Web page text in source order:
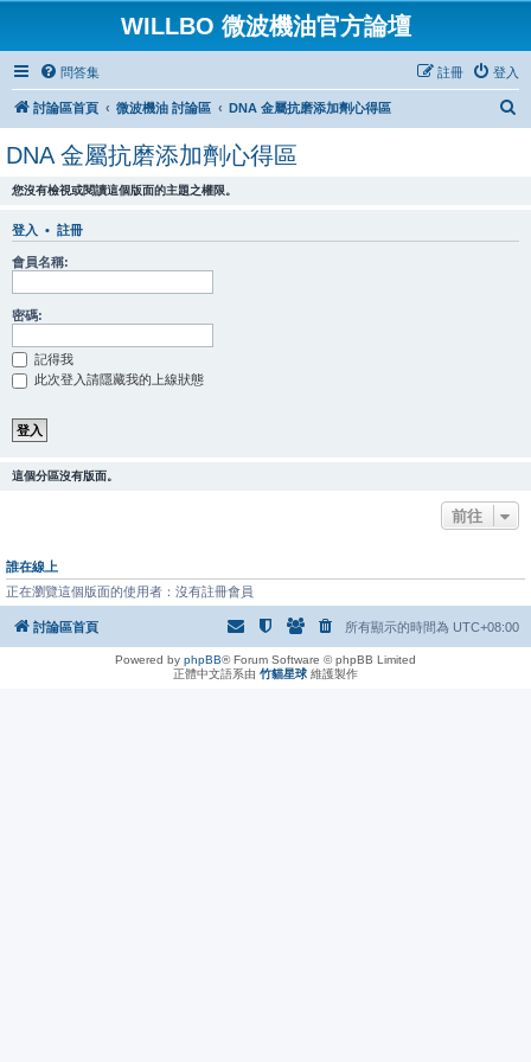
WILLBO 微波機油官方論壇
問答集 登入
註冊
討論區首頁 微波機油 討論區 DNA 金屬抗磨添加劑心得區
DNA 金屬抗磨添加劑心得區
您沒有檢視或閱讀這個版面的主題之權限。
登入 • 註冊
會員名稱:
密碼:
記得我
此次登入請隱藏我的上線狀態
這個分區沒有版面。
前往
誰在線上
正在瀏覽這個版面的使用者：沒有註冊會員
討論區首頁 所有顯示的時間為 UTC+08:00
Powered by phpBB® Forum Software © phpBB Limited
正體中文語系由 竹貓星球 維護製作